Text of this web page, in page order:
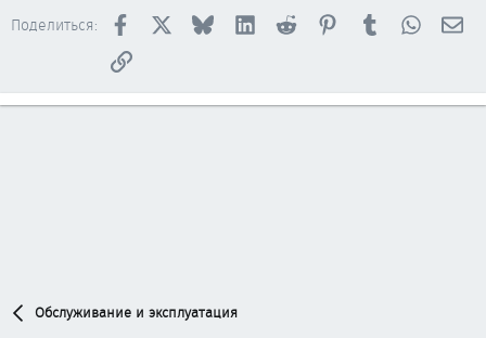
Поделиться: Facebook BlueskyLinkedInReddit PinterestTumblr
Ссылка
Обслуживание и эксплуатация